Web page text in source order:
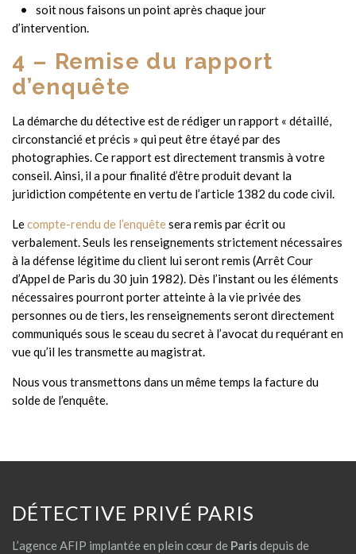
soit nous faisons un point après chaque jour
d’intervention.
4 – Remise du rapport
d’enquête
La démarche du détective est de rédiger un rapport « détaillé,
circonstancié et précis » qui peut être étayé par des
photographies. Ce rapport est directement transmis à votre
conseil. Ainsi, il a pour finalité d’être produit devant la
juridiction compétente en vertu de l’article 1382 du code civil.
Lecompte-rendu de l’enquêtesera remis par écrit ou
verbalement. Seuls les renseignements strictement nécessaires
à la défense légitime du client lui seront remis (Arrêt Cour
d’Appel de Paris du 30 juin 1982). Dès l’instant ou les éléments
nécessaires pourront porter atteinte à la vie privée des
personnes ou de tiers, les renseignements seront directement
communiqués sous le sceau du secret à l’avocat du requérant en
vue qu’il les transmette au magistrat.
Nous vous transmettons dans un même temps la facture du
solde de l’enquête.
DÉTECTIVE PRIVÉ PARIS
L’agence AFIP implantée en plein cœur de Parisdepuis de